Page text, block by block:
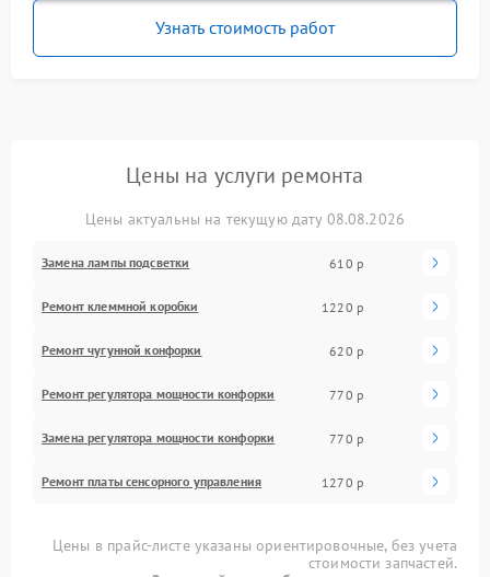
Узнать стоимость работ
Цены на услуги ремонта
Цены актуальны на текущую дату 08.08.2026
Замена лампы подсветки 610 р
Ремонт клеммной коробки 1220 р
Ремонт чугунной конфорки 620 р
Ремонт регулятора мощности конфорки 770 р
Замена регулятора мощности конфорки 770 р
Ремонт платы сенсорного управления 1270 р
Цены в прайс-листе указаны ориентировочные, без учета
стоимости запчастей.